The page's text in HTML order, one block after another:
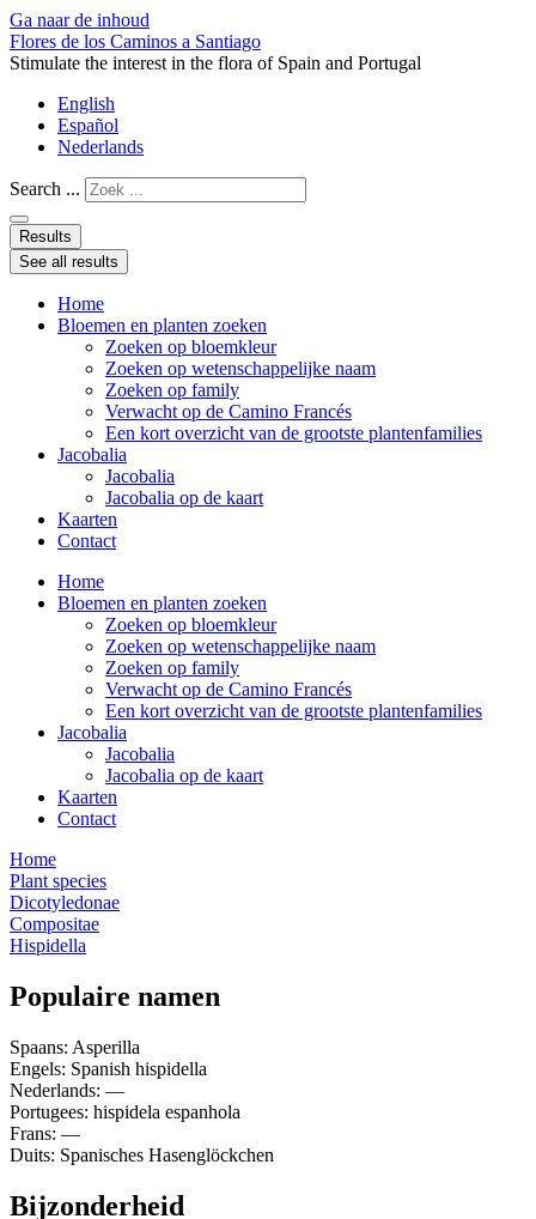
Ga naar de inhoud
Flores de los Caminos a Santiago
Stimulate the interest in the flora of Spain and Portugal
English
Español
Nederlands
Search ...
Results
See all results
Home
Bloemen en planten zoeken
Zoeken op bloemkleur
Zoeken op wetenschappelijke naam
Zoeken op family
Verwacht op de Camino Francés
Een kort overzicht van de grootste plantenfamilies
Jacobalia
Jacobalia
Jacobalia op de kaart
Kaarten
Contact
Home
Bloemen en planten zoeken
Zoeken op bloemkleur
Zoeken op wetenschappelijke naam
Zoeken op family
Verwacht op de Camino Francés
Een kort overzicht van de grootste plantenfamilies
Jacobalia
Jacobalia
Jacobalia op de kaart
Kaarten
Contact
Home
Plant species
Dicotyledonae
Compositae
Hispidella
Populaire namen
Spaans: Asperilla
Engels: Spanish hispidella
Nederlands: —
Portugees: hispidela espanhola
Frans: —
Duits: Spanisches Hasenglöckchen
Bijzonderheid